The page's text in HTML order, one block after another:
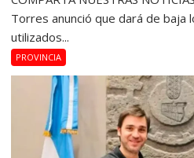
Torres anunció que dará de baja
utilizados...
PROVINCIA